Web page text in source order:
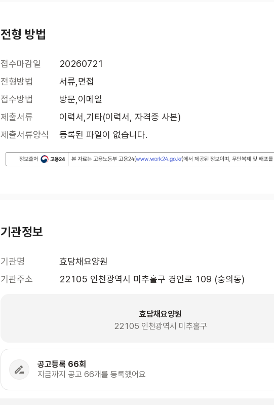
전형 방법
접수마감일
20260721
전형방법
서류,면접
접수방법
방문,이메일
제출서류
이력서,기타(이력서, 자격증 사본)
제출서류양식
등록된 파일이 없습니다.
기관정보
기관명
효담채요양원
기관주소
22105 인천광역시 미추홀구 경인로 109 (숭의동)
효담채요양원
22105 인천광역시 미추홀구
공고등록 66회
지금까지 공고 66개를 등록했어요